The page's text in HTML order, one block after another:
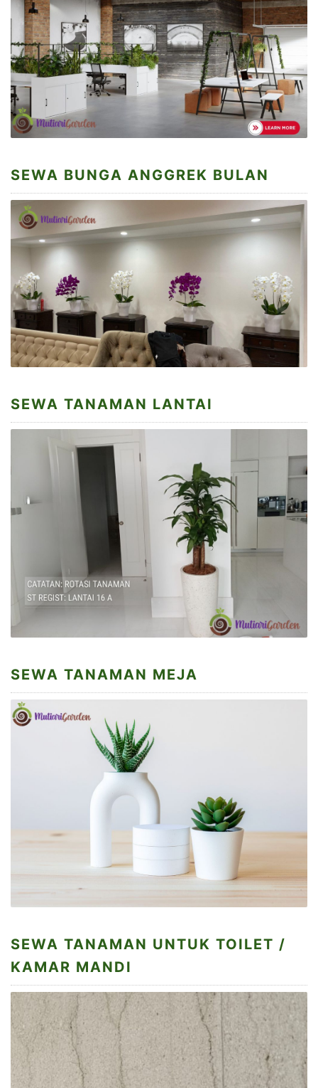
SEWA BUNGA ANGGREK BULAN
SEWA TANAMAN LANTAI
SEWA TANAMAN MEJA
SEWA TANAMAN UNTUK TOILET /
KAMAR MANDI